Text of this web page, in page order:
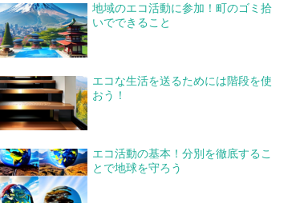
地域のエコ活動に参加！町のゴミ拾
いでできること
エコな生活を送るためには階段を使
おう！
エコ活動の基本！分別を徹底するこ
とで地球を守ろう